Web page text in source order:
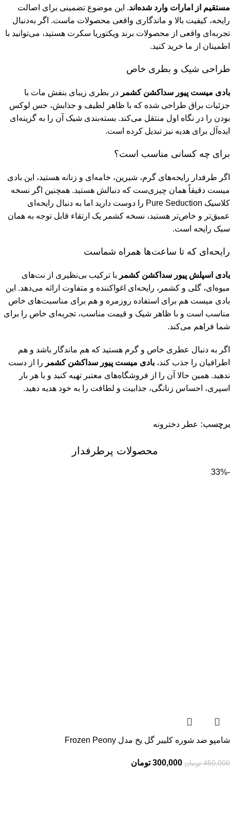
مستقیم از امارات وارد شده‌اند. این موضوع تضمینی برای اصالت
رایحه، کیفیت بالا و ماندگاری واقعی محصولات ماست. اگر به‌دنبال
تجربه‌ای واقعی از محصولات برند ویکتوریا سکرت هستید، می‌توانید با
اطمینان از ما خرید کنید.
طراحی شیک و بطری خاص
بادی میست پیور سداکشن کشمر در بطری زیبای بنفش مات با
جزئیات براق طراحی شده که با ظاهر لطیف و جذابش، حس لوکس
بودن را در نگاه اول منتقل می‌کند. بسته‌بندی شیک آن را به گزینه‌ای
ایده‌آل برای هدیه نیز تبدیل کرده است.
برای چه کسانی مناسب است؟
اگر طرفدار رایحه‌های گرم، شیرین، خامه‌ای و زنانه هستید، این بادی
میست دقیقاً همان چیزی‌ست که دنبالش هستید. همچنین اگر نسخه
کلاسیک Pure Seduction را دوست دارید اما به دنبال رایحه‌ای
عمیق‌تر و خاص‌تر هستید، نسخه کشمر یک ارتقاء قابل توجه به همان
سبک رایحه است.
رایحه‌ای که تا ساعت‌ها همراه شماست
بادی اسپلش پیور سداکشن کشمر با ترکیب بی‌نظیری از نت‌های
میوه‌ای، گلی و کشمر، رایحه‌ای اغواکننده و متفاوت ارائه می‌دهد. این
بادی میست هم برای استفاده روزمره و هم برای مناسبت‌های خاص
مناسب است و با ظاهر شیک و قیمت مناسب، تجربه‌ای خاص را برای
شما فراهم می‌کند.
اگر به دنبال عطری خاص و گرم هستید که هم ماندگار باشد و هم
اطرافیان را جذب کند، بادی میست پیور سداکشن کشمر را از دست
ندهید. همین حالا آن را از فروشگاه‌های معتبر تهیه کنید و با هر بار
اسپری، احساس زنانگی، جذابیت و لطافت را به خود هدیه دهید.
برچسب: عطر دخترونه
محصولات پرطرفدار
-33%
شامپو ضد شوره کلییر گل یخ مدل Frozen Peony
450,000 تومان 300,000 تومان